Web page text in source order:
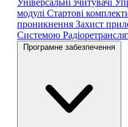
Універсальні зчитувачі
модулі Стартові
проникнення Захист
Системою
Програмне забезпечення